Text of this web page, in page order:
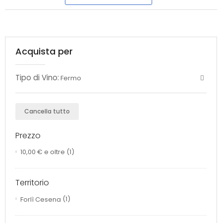
Acquista per
Tipo di Vino: Fermo
Cancella tutto
Prezzo
10,00 € e oltre (1)
Territorio
Forlì Cesena (1)